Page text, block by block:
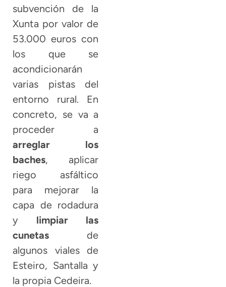
subvención de la
Xunta por valor de
53.000 euros con
los que se
acondicionarán
varias pistas del
entorno rural. En
concreto, se va a
proceder a
arreglar los
baches, aplicar
riego asfáltico
para mejorar la
capa de rodadura
y limpiar las
cunetas de
algunos viales de
Esteiro, Santalla y
la propia Cedeira.